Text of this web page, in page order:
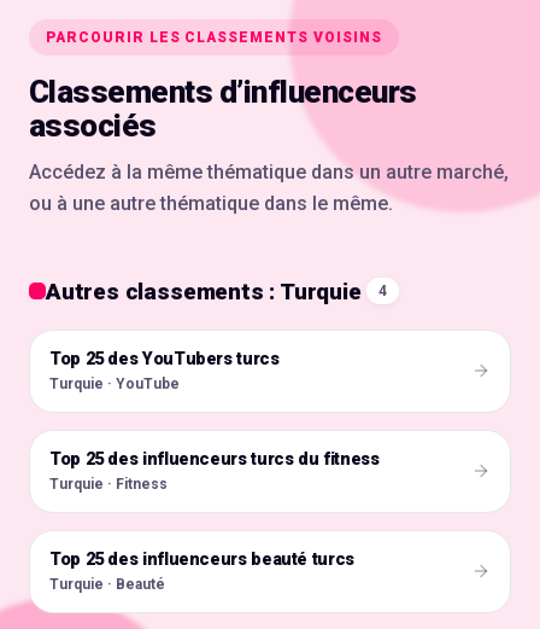
PARCOURIR LES CLASSEMENTS VOISINS
Classements d’influenceurs
associés
Accédez à la même thématique dans un autre marché,
ou à une autre thématique dans le même.
Autres classements : Turquie 4
🇹🇷
Top 25 des YouTubers turcs
Turquie · YouTube
🇹🇷
Top 25 des influenceurs turcs du fitness
Turquie · Fitness
🇹🇷
Top 25 des influenceurs beauté turcs
Turquie · Beauté